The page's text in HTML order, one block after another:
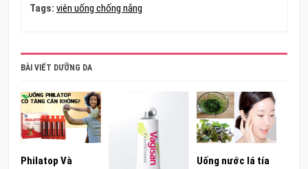
Tags: viên uống chống nắng
BÀI VIẾT DƯỠNG DA
Philatop Và
Uống nước lá tía